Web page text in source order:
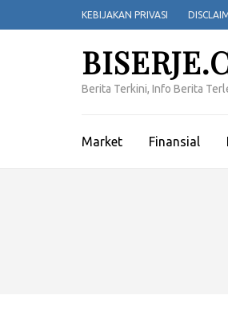
ke
KEBIJAKAN PRIVASI
Berita Terkini, Info Berita
Market Finansial